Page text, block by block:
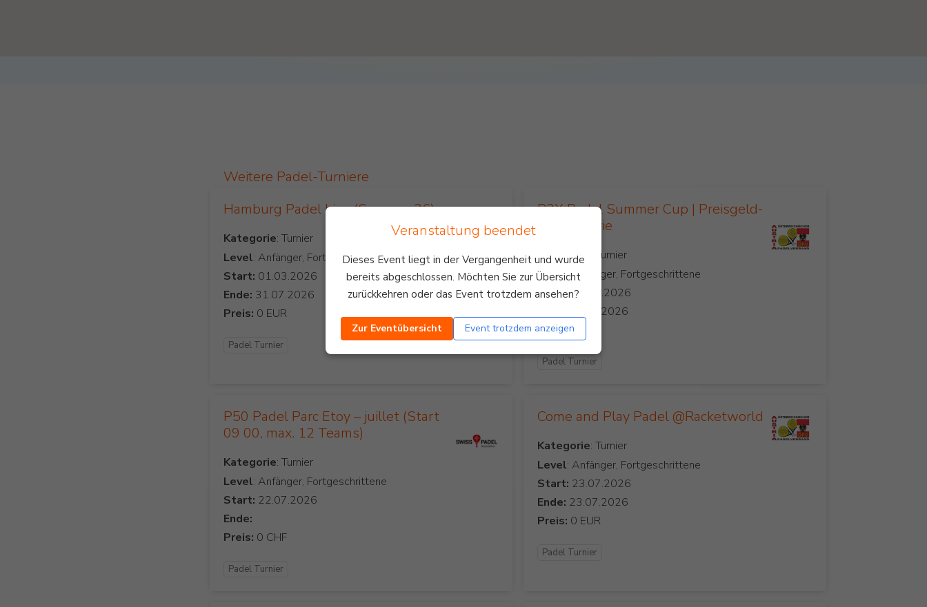
Veranstaltung beendet
Dieses Event liegt in der Vergangenheit und wurde
bereits abgeschlossen. Möchten Sie zur Übersicht
zurückkehren oder das Event trotzdem ansehen?
Zur Eventübersicht Event trotzdem anzeigen
Weitere Padel-Turniere
Hamburg Padel Liga (Sommer 26)
Kategorie
Level: Anfänger, Fortgeschrittene
Start:
Ende:
Preis:
Padel Turnier
P3X Padel Summer Cup | Preisgeld-
Turnierserie
Kategorie
Level: Anfänger, Fortgeschrittene
Start:
Preis:
Padel Turnier
P50 Padel Parc Etoy – juillet (Start
09 00, max. 12 Teams)
Kategorie
Level: Anfänger, Fortgeschrittene
Start:
Ende:
Preis:
Padel Turnier
Come and Play Padel @Racketworld
Kategorie
Level: Anfänger, Fortgeschrittene
Start:
Ende:
Preis:
Padel Turnier